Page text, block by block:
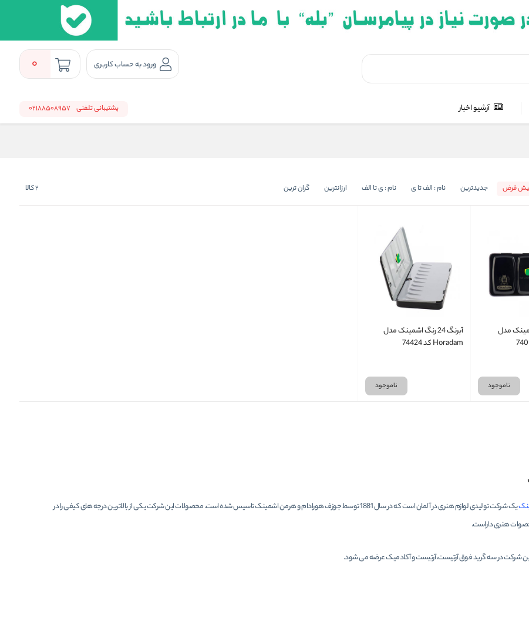
ورود به حساب کاربری 0
آرشیو اخبار پشتیبانی تلفنی 02188508957
فرض جدیدترین نام : الف تا ی نام : ی تا الف ارزانترین گران ترین 2کالا
اشمینک مدل
ناموجود
آبرنگ 24 رنگ اشمینک مدل
Horadam کد 74424
ناموجود
یک شرکت تولیدی لوازم هنری در آلمان است که در سال 1881 توسط جوزف هورادام و هرمن اشمینک تاسیس شده است. محصولات این شرکت یکی از بالاترین درجه های کیفی را در
هنری داراست.
شرکت در سه گرید فوق آرتیست، آرتیست و آکادمیک عرضه می شود.